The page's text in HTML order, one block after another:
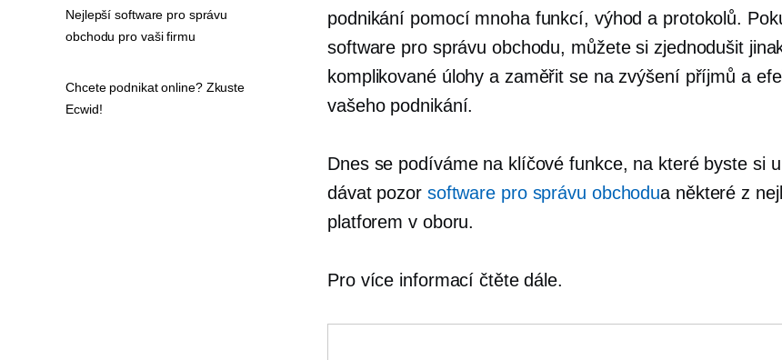
podnikání pomocí mnoha funkcí, výhod a protokolů.
software pro správu obchodu, můžete si zjednodušit
komplikované úlohy a zaměřit se na zvýšení příjmů a
vašeho podnikání.
Dnes se podíváme na klíčové funkce, na které byste si
dávat pozor software pro správu obchodua některé z
platforem v oboru.
Pro více informací čtěte dále.
Nejlepší software pro správu
obchodu pro vaši firmu
Chcete podnikat online? Zkuste
Ecwid!